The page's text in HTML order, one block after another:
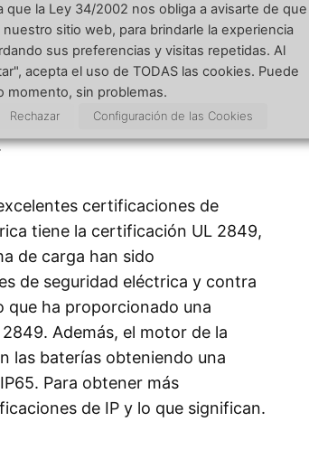
a mantener el BQi-C3 Pro
1,5 mm detrás de la banda de
en cualquier bicicleta, pero
la diferencia en las calles de
certificaciones de
tiene la certificación UL 2849,
de carga han sido
de seguridad eléctrica y contra
que ha proporcionado una
Además, el motor de la
las baterías obteniendo una
Para obtener más
de IP y lo que significan.
que la Ley 34/2002 nos obliga a avisarte de que
sitio web, para brindarle la experiencia
sus preferencias y visitas repetidas. Al
acepta el uso de TODAS las cookies. Puede
momento, sin problemas.
Rechazar Configuración de las Cookies